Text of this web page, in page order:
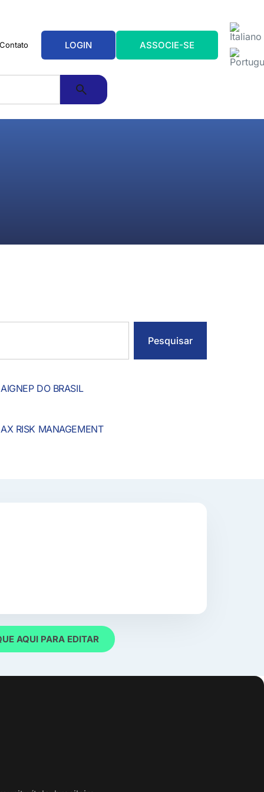
Contato LOGIN ASSOCIE-SE
Pesquisar
AIGNEP DO BRASIL
AX RISK MANAGEMENT
AQUI PARA EDITAR